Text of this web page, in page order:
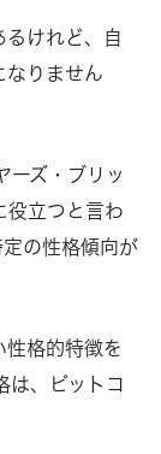
るけれど、自
なりません
ーズ・ブリッ
役立つと言わ
の性格傾向が
性格的特徴を
は、ビットコ